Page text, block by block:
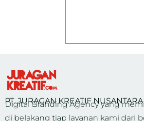
PT. JURAGAN KREATIF NUSANTARA
Digital Branding Agency yang
di belakang tiap layanan kami dari